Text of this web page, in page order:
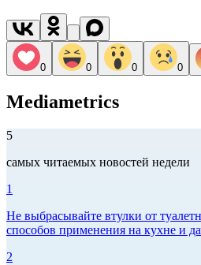
0 0 0 0
Mediametrics
5
самых читаемых новостей недели
1
Не выбрасывайте втулки от
способов применения на кухне и
2